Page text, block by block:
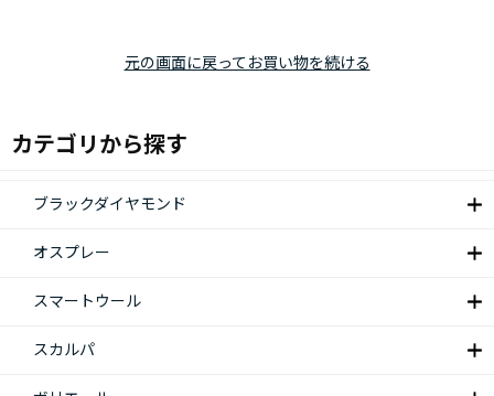
元の画面に戻ってお買い物を続ける
カテゴリから探す
ブラックダイヤモンド
オスプレー
スマートウール
スカルパ